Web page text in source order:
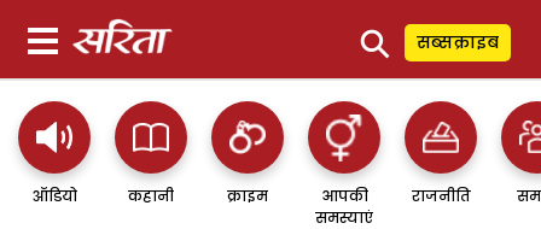
⚲ सब्सक्राइब
ऑडियो कहानी क्राइम
आपकी
समस्याएं
राजनीति